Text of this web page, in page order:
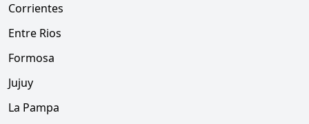
Corrientes
Entre Rios
Formosa
Jujuy
La Pampa